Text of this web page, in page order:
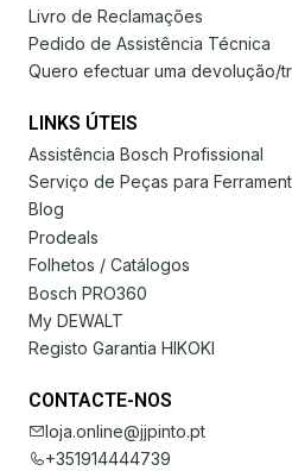
Livro de Reclamações
Pedido de Assistência Técnica
Quero efectuar uma devolução/
LINKS ÚTEIS
Assistência Bosch Profissional
Serviço de Peças para
Blog
Prodeals
Folhetos / Catálogos
Bosch PRO360
My DEWALT
Registo Garantia HIKOKI
CONTACTE-NOS
loja.online@jjpinto.pt
+351914444739